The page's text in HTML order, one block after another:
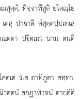
สุตฺตํ, ทิจฺจาทีสูติ ยโตณฺโย
ตสุ ปาาติ ตํสุตฺตปฺปเทเส
ณตฺตา ปิตเมว นาม ตนฺติ
ตฺเต วํเส อาทิภูตา สทฺทา.
วตฺตนํ สกฏาทิวจนํ ตายตีติ